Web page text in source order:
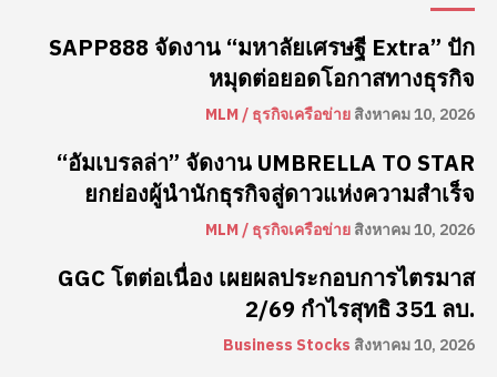
SAPP888 จัดงาน “มหาลัยเศรษฐี Extra” ปัก
หมุดต่อยอดโอกาสทางธุรกิจ
MLM / ธุรกิจเครือข่ายสิงหาคม 10, 2026
“อัมเบรลล่า” จัดงาน UMBRELLA TO STAR
ยกย่องผู้นำนักธุรกิจสู่ดาวแห่งความสำเร็จ
MLM / ธุรกิจเครือข่ายสิงหาคม 10, 2026
GGC โตต่อเนื่อง เผยผลประกอบการไตรมาส
2/69 กำไรสุทธิ 351 ลบ.
Business Stocks สิงหาคม 10, 2026